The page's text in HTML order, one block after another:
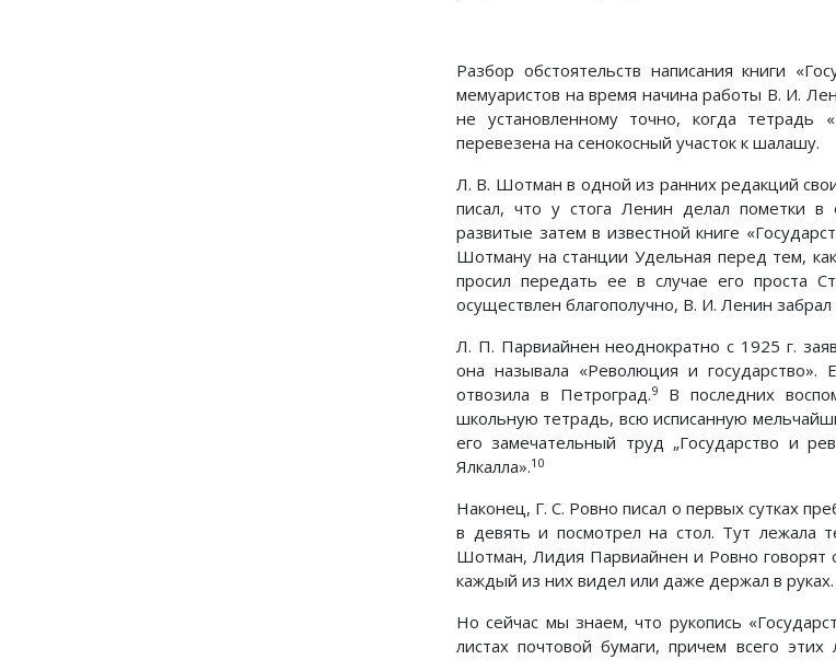
Разбор обстоятельств написания книги
мемуаристов на время начина работы В. И.
не установленному точно, когда тетрадь
перевезена на сенокосный участок к шалашу.
Л. В. Шотман в одной из ранних редакций
писал, что у стога Ленин делал пометки
развитые затем в известной книге
Шотману на станции Удельная перед тем,
просил передать ее в случае его проста
осуществлен благополучно, В. И. Ленин
Л. П. Парвиайнен неоднократно с 1925 г.
она называла «Революция и государство».
отвозила в Петроград.9В последних
школьную тетрадь, всю исписанную
его замечательный труд „Государство и
Ялкалла».10
Наконец, Г. С. Ровно писал о первых сутках
в девять и посмотрел на стол. Тут лежала
Шотман, Лидия Парвиайнен и Ровно говорят
каждый из них видел или даже держал в руках.
Но сейчас мы знаем, что рукопись
листах почтовой бумаги, причем всего